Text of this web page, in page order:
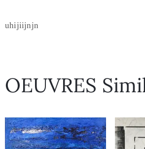
uhijiijnjn
OEUVRES